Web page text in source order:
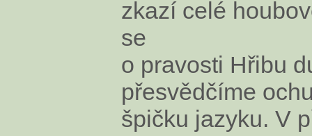
zkazí celé
se
o pravosti Hřibu
přesvědčíme
špičku jazyku. V